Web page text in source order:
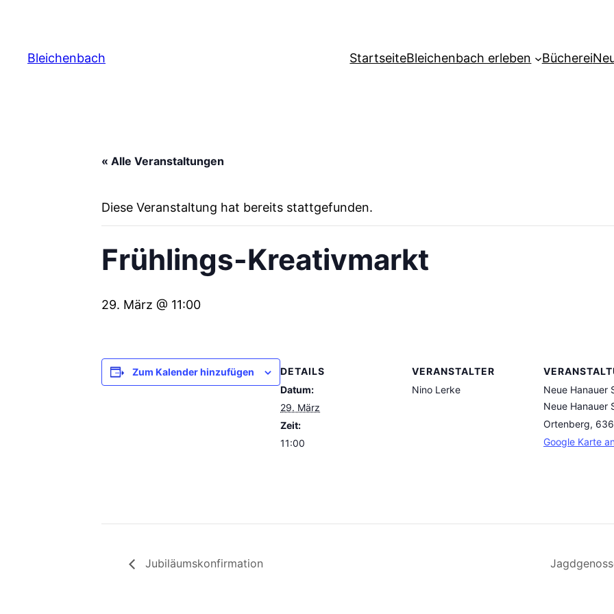
Bleichenbach StartseiteBleichenbach erleben Bücherei
« Alle Veranstaltungen
Diese Veranstaltung hat bereits stattgefunden.
Frühlings-Kreativmarkt
29. März @ 11:00
Zum Kalender hinzufügen
DETAILS
Datum:
29. März
Zeit:
11:00
VERANSTALTER
Nino Lerke
Neue Hanauer
Neue Hanauer
Ortenberg,
Google Karte
Jubiläumskonfirmation